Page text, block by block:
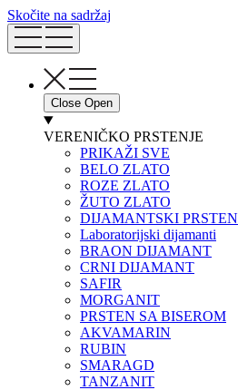
Skočite na sadržaj
Close Open
VERENIČKO PRSTENJE
PRIKAŽI SVE
BELO ZLATO
ROZE ZLATO
ŽUTO ZLATO
DIJAMANTSKI PRSTEN
Laboratorijski dijamanti
BRAON DIJAMANT
CRNI DIJAMANT
SAFIR
MORGANIT
PRSTEN SA BISEROM
AKVAMARIN
RUBIN
SMARAGD
TANZANIT